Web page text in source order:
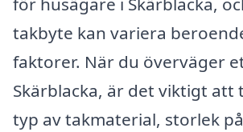
takbyte kan variera
faktorer. När du överväger
Skärblacka, är det viktigt att
typ av takmaterial, storlek